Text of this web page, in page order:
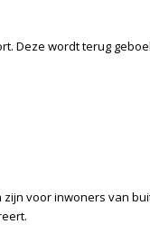
Deze wordt terug
voor inwoners van